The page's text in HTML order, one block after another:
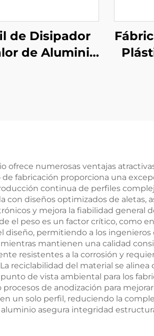
de Disipador
de Aluminio
ofrece numerosas ventajas
fabricación proporciona una
continua de perfiles
diseños optimizados de aletas,
y mejora la fiabilidad general
el peso es un factor crítico, como
permitiendo a los
mantienen una calidad
resistentes a la corrosión y
reciclabilidad del material se
de vista ambiental para los
de anodización para
un solo perfil, reduciendo la
asegura integridad